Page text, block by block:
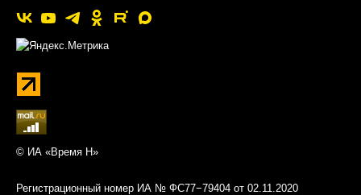
© ИА «Время Н»
Регистрационный номер ИА № ФС77−79404 от 02.11.2020